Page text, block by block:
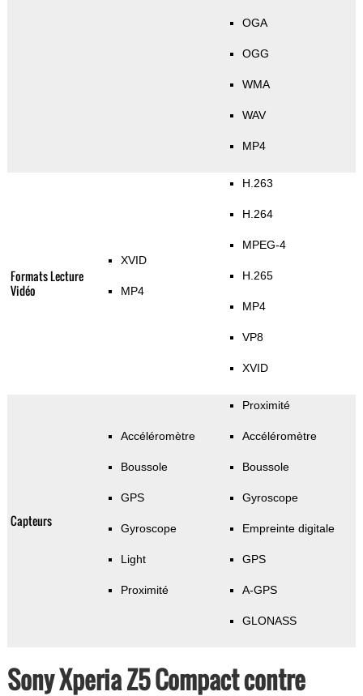
OGA
OGG
WMA
WAV
MP4
Formats Lecture
Vidéo
XVID
MP4
H.263
H.264
MPEG-4
H.265
MP4
VP8
XVID
Capteurs
Accéléromètre
Boussole
GPS
Gyroscope
Light
Proximité
Proximité
Accéléromètre
Boussole
Gyroscope
Empreinte digitale
GPS
A-GPS
GLONASS
Sony Xperia Z5 Compact contre